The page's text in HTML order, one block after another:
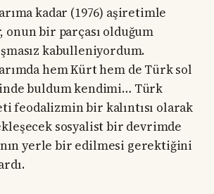
kadar (1976) aşiretimle
bir parçası olduğum
kabulleniyordum.
hem Kürt hem de Türk sol
buldum kendimi… Türk
feodalizmin bir kalıntısı olarak
sosyalist bir devrimde
yerle bir edilmesi gerektiğini